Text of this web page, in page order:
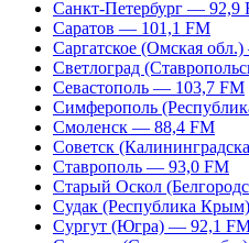
Санкт-Петербург — 92,9
Саратов — 101,1 FM
Саргатское (Омская
Светлоград
Севастополь — 103,7 FM
Симферополь
Смоленск — 88,4 FM
Советск
Ставрополь — 93,0 FM
Старый Оскол
Судак (Республика
Сургут (Югра) — 92,1